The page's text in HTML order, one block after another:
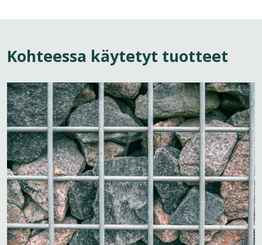
Kohteessa käytetyt tuotteet
View
page:
Kivikorit
tukimuureihin
ja
maisemointiin